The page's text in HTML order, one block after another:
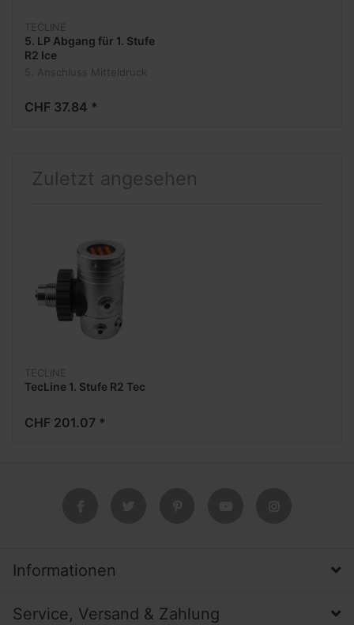
TECLINE
5. LP Abgang für 1. Stufe
R2 Ice
5. Anschluss Mitteldruck
CHF 37.84 *
Zuletzt angesehen
TECLINE
TecLine 1. Stufe R2 Tec
CHF 201.07 *
Informationen
Service, Versand & Zahlung